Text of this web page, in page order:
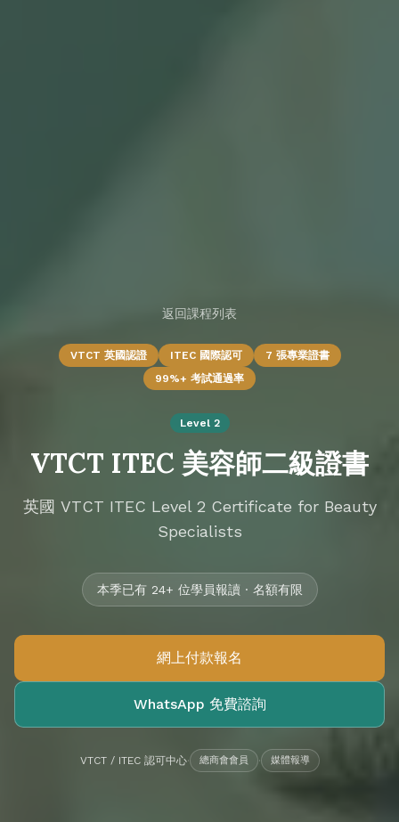
返回課程列表
VTCT 英國認證 ITEC 國際認可
7 張專業證書
99%+ 考試通過率
Level 2
VTCT ITEC 美容師二級證書
英國 VTCT ITEC Level 2 Certificate for Beauty
Specialists
本季已有 24+ 位學員報讀 · 名額有限
網上付款報名
WhatsApp 免費諮詢
VTCT / ITEC 認可中心· 總商會會員 · 媒體報導